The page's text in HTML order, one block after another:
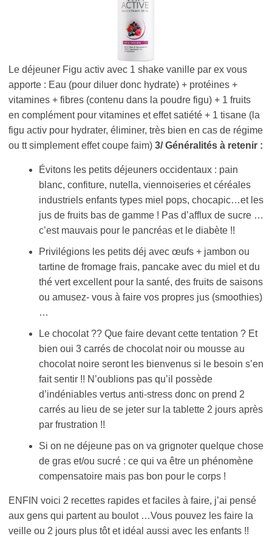
Le déjeuner Figu activ avec 1 shake vanille par ex vous
apporte : Eau (pour diluer donc hydrate) + protéines +
vitamines + fibres (contenu dans la poudre figu) + 1 fruits
en complément pour vitamines et effet satiété + 1 tisane (la
figu activ pour hydrater, éliminer, très bien en cas de régime
ou tt simplement effet coupe faim) 3/ Généralités à retenir :
Évitons les petits déjeuners occidentaux : pain
blanc, confiture, nutella, viennoiseries et céréales
industriels enfants types miel pops, chocapic…et les
jus de fruits bas de gamme ! Pas d’afflux de sucre …
c’est mauvais pour le pancréas et le diabète !!
Privilégions les petits déj avec œufs + jambon ou
tartine de fromage frais, pancake avec du miel et du
thé vert excellent pour la santé, des fruits de saisons
ou amusez- vous à faire vos propres jus (smoothies)
…
Le chocolat ?? Que faire devant cette tentation ? Et
bien oui 3 carrés de chocolat noir ou mousse au
chocolat noire seront les bienvenus si le besoin s’en
fait sentir !! N’oublions pas qu’il possède
d’indéniables vertus anti-stress donc on prend 2
carrés au lieu de se jeter sur la tablette 2 jours après
par frustration !!
Si on ne déjeune pas on va grignoter quelque chose
de gras et/ou sucré : ce qui va être un phénomène
compensatoire mais pas bon pour le corps !
ENFIN voici 2 recettes rapides et faciles à faire, j’ai pensé
aux gens qui partent au boulot …Vous pouvez les faire la
veille ou 2 jours plus tôt et idéal aussi avec les enfants !!